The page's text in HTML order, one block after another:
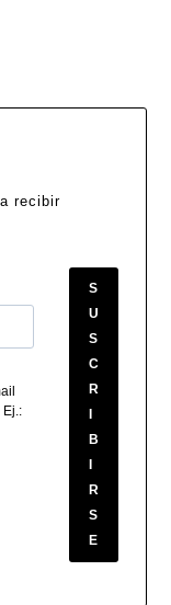
recibir
S
U
S
C
R
B
R
S
E